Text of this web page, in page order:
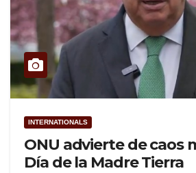
INTERNATIONALS
ONU advierte de caos
Día de la Madre Tierra